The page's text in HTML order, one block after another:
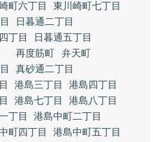
町六丁目
東川崎町七丁目
日暮通二丁目
丁目
日暮通五丁目
再度筋町
弁天町
真砂通二丁目
港島三丁目
港島四丁目
港島七丁目
港島八丁目
丁目
港島中町二丁目
町四丁目
港島中町五丁目